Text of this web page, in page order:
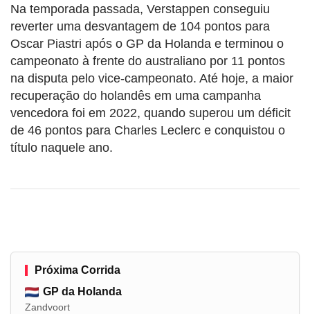
Na temporada passada, Verstappen conseguiu
reverter uma desvantagem de 104 pontos para
Oscar Piastri após o GP da Holanda e terminou o
campeonato à frente do australiano por 11 pontos
na disputa pelo vice-campeonato. Até hoje, a maior
recuperação do holandês em uma campanha
vencedora foi em 2022, quando superou um déficit
de 46 pontos para Charles Leclerc e conquistou o
título naquele ano.
Próxima Corrida
GP da Holanda
Zandvoort